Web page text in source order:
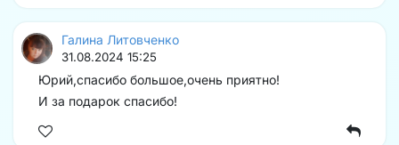
Галина Литовченко
31.08.2024 15:25
Юрий,спасибо большое,очень приятно!
И за подарок спасибо!️